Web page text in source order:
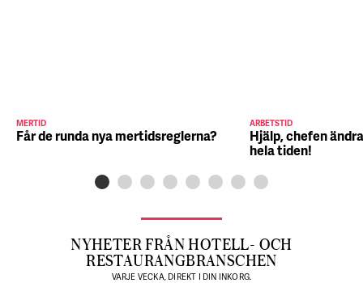
MERTID
Får de runda nya mertidsreglerna?
ARBETSTID
Hjälp, chefen
hela tiden!
NYHETER FRÅN HOTELL- OCH
RESTAURANGBRANSCHEN
VARJE VECKA, DIREKT I DIN INKORG.